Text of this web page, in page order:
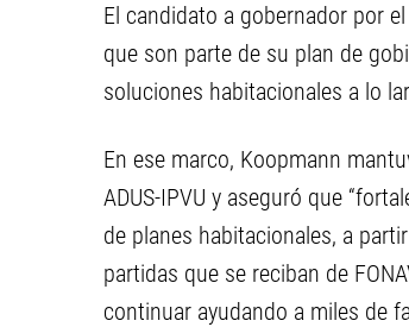
El candidato a gobernador por
que son parte de su plan de
soluciones habitacionales a lo
En ese marco, Koopmann
ADUS-IPVU y aseguró que
de planes habitacionales, a
partidas que se reciban de
continuar ayudando a miles de